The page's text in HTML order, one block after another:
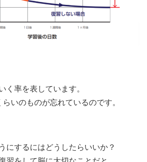
く率を表しています。
いのものが忘れているのです。
にするにはどうしたらいいか？